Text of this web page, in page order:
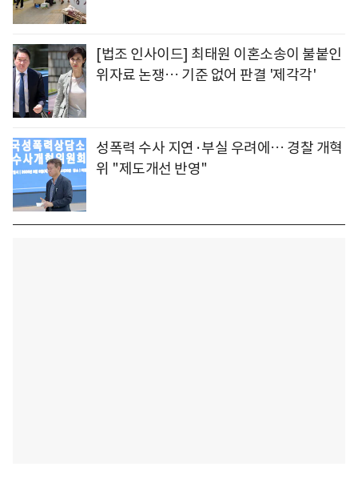
[법조 인사이드] 최태원 이혼소송이 불붙인
위자료 논쟁… 기준 없어 판결 '제각각'
성폭력 수사 지연·부실 우려에… 경찰 개혁
위 "제도개선 반영"